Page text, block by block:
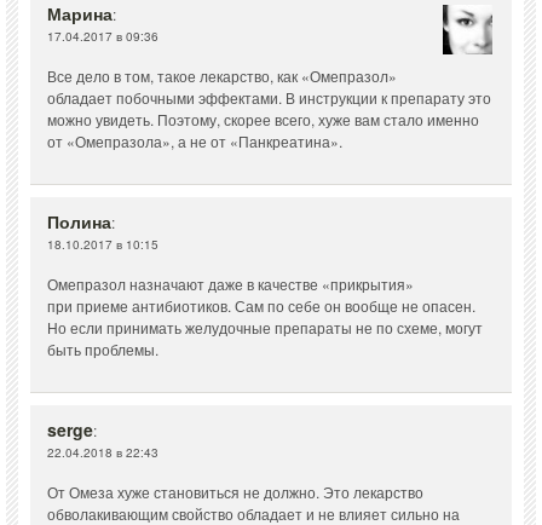
Марина:
17.04.2017 в 09:36
Все дело в том, такое лекарство, как «Омепразол»
обладает побочными эффектами. В инструкции к препарату это
можно увидеть. Поэтому, скорее всего, хуже вам стало именно
от «Омепразола», а не от «Панкреатина».
Полина:
18.10.2017 в 10:15
Омепразол назначают даже в качестве «прикрытия»
при приеме антибиотиков. Сам по себе он вообще не опасен.
Но если принимать желудочные препараты не по схеме, могут
быть проблемы.
serge:
22.04.2018 в 22:43
От Омеза хуже становиться не должно. Это лекарство
обволакивающим свойство обладает и не влияет сильно на